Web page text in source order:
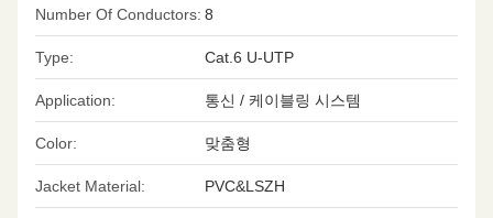
Number Of Conductors: 8
Type: Cat.6 U-UTP
Application: 통신 / 케이블링 시스템
Color: 맞춤형
Jacket Material: PVC&LSZH